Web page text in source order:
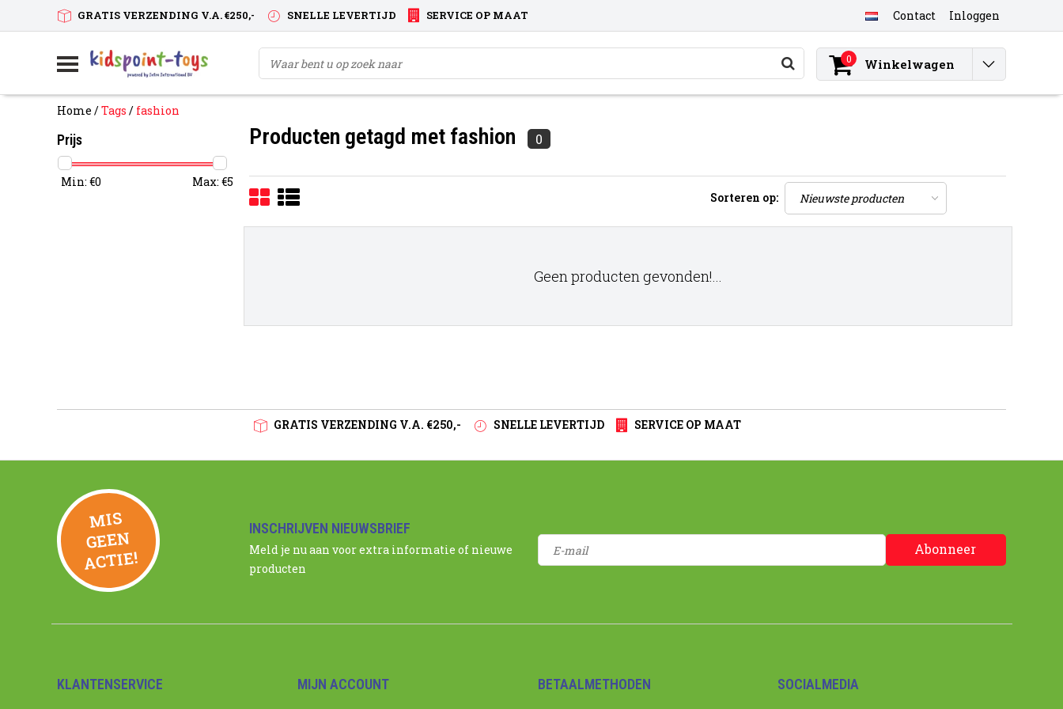
GRATIS VERZENDING V.A. €250,- SNELLE LEVERTIJD SERVICE OP MAAT Contact Inloggen
0 Winkelwagen
Home /Tags / fashion
Prijs
Min: €0 Max: €5
Producten getagd met fashion 0
Sorteren op:
Geen producten gevonden!...
GRATIS VERZENDING V.A. €250,- SNELLE LEVERTIJD SERVICE OP MAAT
MIS
GEE
N
ACTIE!
INSCHRIJVEN NIEUWSBRIEF
Meld je nu aan voor extra informatie of nieuwe
producten
Abonneer
KLANTENSERVICE MIJN ACCOUNT BETAALMETHODEN SOCIALMEDIA